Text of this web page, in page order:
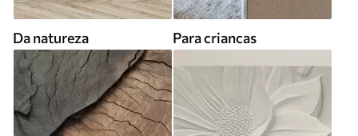
Da natureza Para criancas